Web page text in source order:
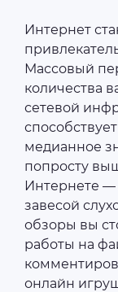
Интернет
Массовый
количества
сетевой
медианное
попросту
Интернете ―
завесой
обзоры вы
работы на
онлайн